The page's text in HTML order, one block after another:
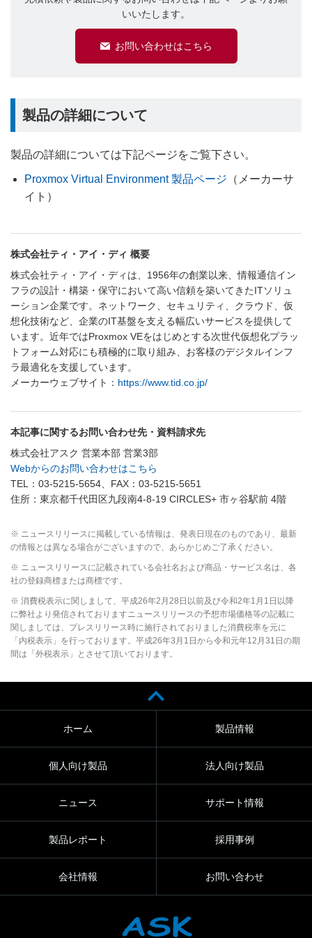
いいたします。
お問い合わせはこちら
製品の詳細について
製品の詳細については下記ページをご覧下さい。
Proxmox Virtual Environment 製品ページ （メーカーサ
イト）
株式会社ティ・アイ・ディ 概要
株式会社ティ・アイ・ディは、1956年の創業以来、情報通信イン
フラの設計・構築・保守において高い信頼を築いてきたITソリュ
ーション企業です。ネットワーク、セキュリティ、クラウド、仮
想化技術など、企業のIT基盤を支える幅広いサービスを提供して
います。近年ではProxmox VEをはじめとする次世代仮想化プラッ
トフォーム対応にも積極的に取り組み、お客様のデジタルインフ
ラ最適化を支援しています。
メーカーウェブサイト： https://www.tid.co.jp/
本記事に関するお問い合わせ先・資料請求先
株式会社アスク 営業本部 営業3部
Webからのお問い合わせはこちら
TEL：03-5215-5654、FAX：03-5215-5651
住所：東京都千代田区九段南4-8-19 CIRCLES+ 市ヶ谷駅前 4階
※ ニュースリリースに掲載している情報は、発表日現在のものであり、最新
の情報とは異なる場合がございますので、あらかじめご了承ください。
※ ニュースリリースに記載されている会社名および商品・サービス名は、各
社の登録商標または商標です。
※ 消費税表示に関しまして、平成26年2月28日以前及び令和2年1月1日以降
に弊社より発信されておりますニュースリリースの予想市場価格等の記載に
関しましては、プレスリリース時に施行されておりました消費税率を元に
「内税表示」を行っております。平成26年3月1日から令和元年12月31日の期
間は「外税表示」とさせて頂いております。
ホーム 製品情報
個人向け製品 法人向け製品
ニュース サポート情報
製品レポート 採用事例
会社情報 お問い合わせ